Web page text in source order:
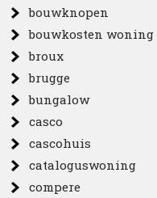
bouwknopen
bouwkosten woning
broux
brugge
bungalow
casco
cascohuis
cataloguswoning
compere